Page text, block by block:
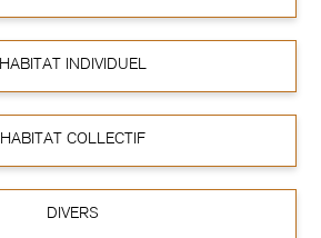
HABITAT INDIVIDUEL
HABITAT COLLECTIF
DIVERS